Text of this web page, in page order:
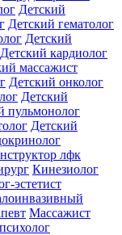
Детский
Детский гематолог
Детский
Детский кардиолог
массажист
Детский онколог
Детский
пульмонолог
Детский
лфк
Кинезиолог
эстетист
Массажист